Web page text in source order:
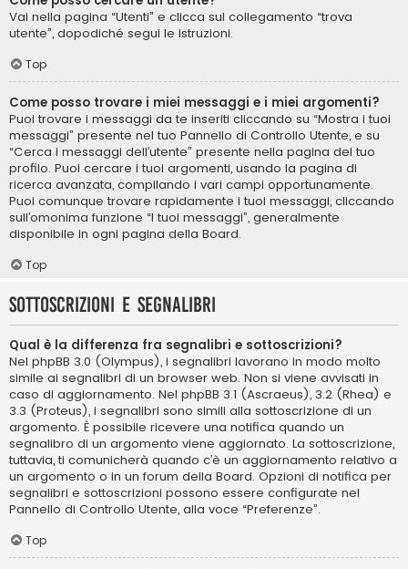
Vai nella pagina “Utenti” e clicca sul collegamento “trova
utente”, dopodiché segui le istruzioni.
Top
Come posso trovare i miei messaggi e i miei argomenti?
Puoi trovare i messaggi da te inseriti cliccando su “Mostra i tuoi
messaggi” presente nel tuo Pannello di Controllo Utente, e su
“Cerca i messaggi dell’utente” presente nella pagina del tuo
profilo. Puoi cercare i tuoi argomenti, usando la pagina di
ricerca avanzata, compilando i vari campi opportunamente.
Puoi comunque trovare rapidamente i tuoi messaggi, cliccando
sull’omonima funzione “I tuoi messaggi”, generalmente
disponibile in ogni pagina della Board.
Top
Sottoscrizioni e segnalibri
Qual è la differenza fra segnalibri e sottoscrizioni?
Nel phpBB 3.0 (Olympus), i segnalibri lavorano in modo molto
simile ai segnalibri di un browser web. Non si viene avvisati in
caso di aggiornamento. Nel phpBB 3.1 (Ascraeus), 3.2 (Rhea) e
3.3 (Proteus), i segnalibri sono simili alla sottoscrizione di un
argomento. È possibile ricevere una notifica quando un
segnalibro di un argomento viene aggiornato. La sottoscrizione,
tuttavia, ti comunicherà quando c’è un aggiornamento relativo a
un argomento o in un forum della Board. Opzioni di notifica per
segnalibri e sottoscrizioni possono essere configurate nel
Pannello di Controllo Utente, alla voce “Preferenze”.
Top